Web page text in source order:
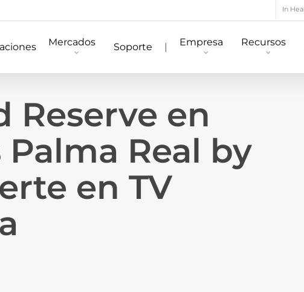
In
Mercados Soporte | Empresa Recursos
Reserve en
Palma Real by
en TV